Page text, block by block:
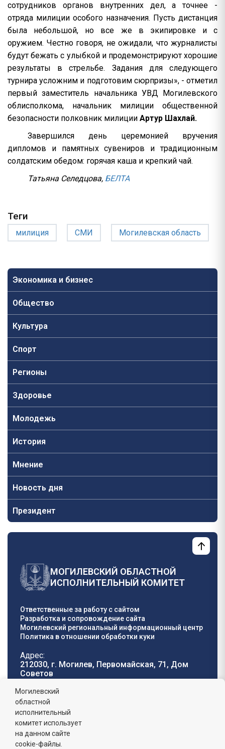
Экономика и бизнес
Общество
Культура
Спорт
Регионы
Здоровье
Молодежь
История
Мнение
Новость дня
Президент
сотрудников органов внутренних дел, а точнее -
отряда милиции особого назначения. Пусть дистанция
была небольшой, но все же в экипировке и с
оружием. Честно говоря, не ожидали, что журналисты
будут бежать с улыбкой и продемонстрируют хорошие
результаты в стрельбе. Задания для следующего
турнира усложним и подготовим сюрпризы», - отметил
первый заместитель начальника УВД Могилевского
облисполкома, начальник милиции общественной
безопасности полковник милиции Артур Шахлай.
Завершился день церемонией вручения
дипломов и памятных сувениров и традиционным
солдатским обедом: горячая каша и крепкий чай.
Татьяна Селедцова, БЕЛТА
Теги
милиция СМИ Могилевская область
МОГИЛЕВСКИЙ ОБЛАСТНОЙ
ИСПОЛНИТЕЛЬНЫЙ КОМИТЕТ
Ответственные за работу с сайтом
Разработка и сопровождение сайта
Могилевский региональный информационный центр
Политика в отношении обработки куки
Адрес:
212030, г. Могилев, Первомайская, 71, Дом
Cоветов
Телефон горячей
линии:
8 (0222) 71-32-55
График работы:
пн-пт: 8.00 - 17.00, сб-вс: выходной,
обеденный перерыв: 13:00 - 14:00
Могилевский
областной
исполнительный
комитет использует
на данном сайте
cookie-файлы.